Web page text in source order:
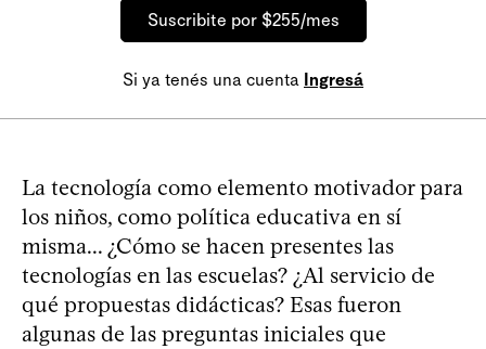
Suscribite por $255/mes
Si ya tenés una cuenta Ingresá
La tecnología como elemento motivador para
los niños, como política educativa en sí
misma... ¿Cómo se hacen presentes las
tecnologías en las escuelas? ¿Al servicio de
qué propuestas didácticas? Esas fueron
algunas de las preguntas iniciales que